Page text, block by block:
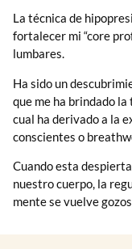
La técnica de
fortalecer mi “core
lumbares.
Ha sido un
que me ha brindado
cual ha derivado a la
conscientes o
Cuando esta
nuestro cuerpo, la
mente se vuelve